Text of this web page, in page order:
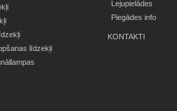
līdzekļi
Lejupielādes
Piegādes info
KONTAKTI